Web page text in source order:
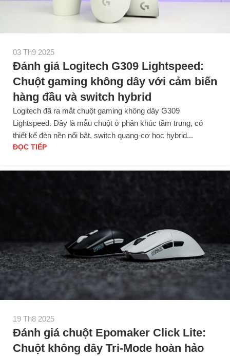
03 Th9 2025
Đánh giá Logitech G309 Lightspeed:
Chuột gaming không dây với cảm biến
hàng đầu và switch hybrid
Logitech đã ra mắt chuột gaming không dây G309
Lightspeed. Đây là mẫu chuột ở phân khúc tầm trung, có
thiết kế đèn nền nổi bật, switch quang-cơ học hybrid...
ĐỌC TIẾP
19 Th8 2025
Đánh giá chuột Epomaker Click Lite:
Chuột không dây Tri-Mode hoàn hảo